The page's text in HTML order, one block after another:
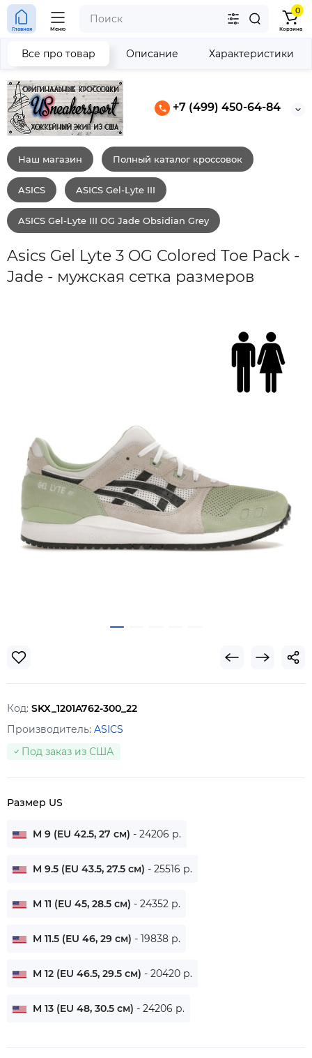
+7 (499) 450-64-84
Главная Меню
0
Корзина
Наш магазин Полный каталог кроссовок
ASICS ASICS Gel-Lyte III
ASICS Gel-Lyte III OG Jade Obsidian Grey
Asics Gel Lyte 3 OG Colored Toe Pack -
Jade - мужская сетка размеров
Все про товар Описание Характеристики
Код: SKX_1201A762-300_22
Производитель: ASICS
Под заказ из США
Размер US
M 9 (EU 42.5, 27 см) - 24206 р.
M 9.5 (EU 43.5, 27.5 см) - 25516 р.
M 11 (EU 45, 28.5 см) - 24352 р.
M 11.5 (EU 46, 29 см) - 19838 р.
M 12 (EU 46.5, 29.5 см) - 20420 р.
M 13 (EU 48, 30.5 см) - 24206 р.